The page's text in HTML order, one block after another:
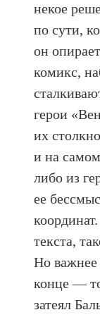
некое
по сути,
он
комикс,
герои
их
и на
либо из
ее
текста,
Но важнее
конце —
затеял